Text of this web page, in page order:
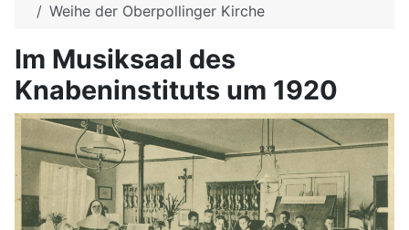
Weihe der Oberpollinger Kirche
Im Musiksaal des
Knabeninstituts um 1920